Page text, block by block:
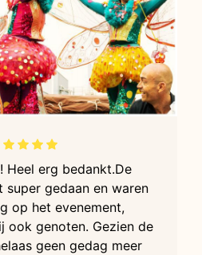
Heel erg bedankt.De
super gedaan en waren
op het evenement,
ook genoten. Gezien de
geen gedag meer